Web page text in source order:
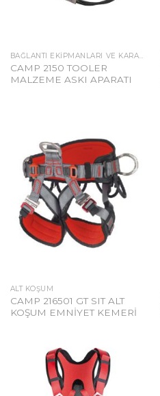
BAĞLANTI EKIPMANLARI VE KARABINALAR
CAMP 2150 TOOLER
MALZEME ASKI APARATI
ALT KOŞUM
CAMP 216501 GT SIT ALT
KOŞUM EMNİYET KEMERİ